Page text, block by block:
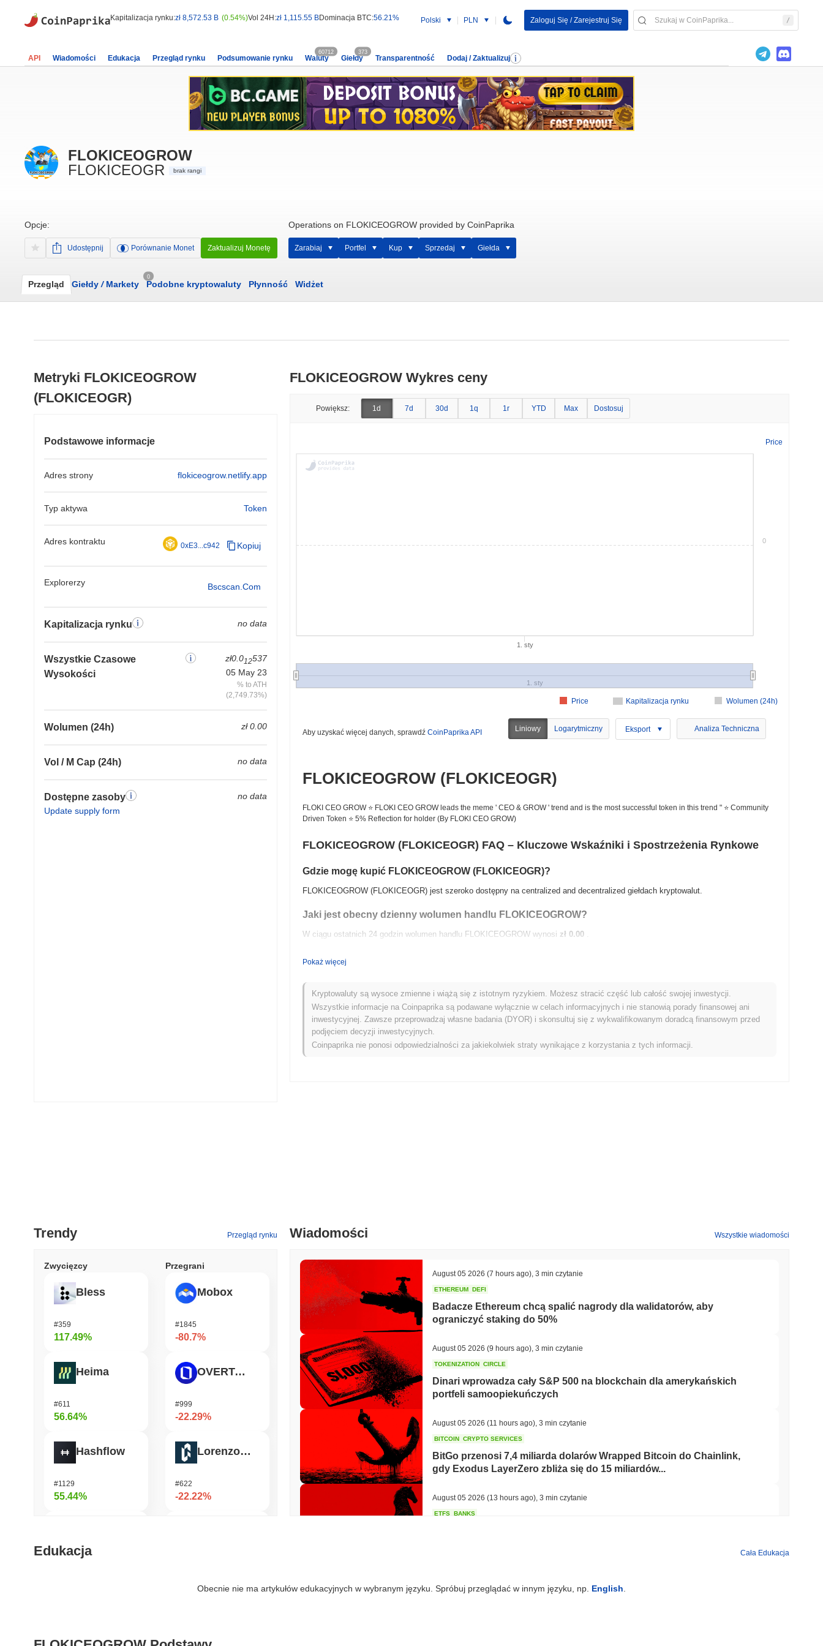
Kapitalizacja rynku:zł 8,572.53 B (0.54%)Vol 24H:zł 1,115.55 BDominacja BTC:56.21% Polski PLN Zaloguj Się / Zarejestruj Się
API Wiadomości Edukacja Przegląd rynku Podsumowanie rynku Waluty
60712
Giełdy
373
Transparentność Dodaj / Zaktualizuj
FLOKICEOGROW
FLOKICEOGR
brak rangi
Opcje:
Udostępnij Porównanie Monet Zaktualizuj Monetę
Operations on FLOKICEOGROW provided by CoinPaprika
Zarabiaj Portfel Kup Sprzedaj Giełda
Przegląd Giełdy /Markety
0
Podobne kryptowaluty Płynność Widżet
Metryki FLOKICEOGROW
(FLOKICEOGR)
Podstawowe informacje
Adres strony flokiceogrow.netlify.app
Typ aktywa Token
Adres kontraktu 0xE3...c942 Kopiuj
Explorerzy Bscscan.com
Kapitalizacja rynku no data
Wszystkie Czasowe
Wysokości
zł0.012537
05 May 23
% to ATH
(2,749.73%)
Wolumen (24h) zł 0.00
Vol / M Cap (24h) no data
Dostępne zasoby
Update supply form
no data
FLOKICEOGROW Wykres ceny
Powiększ: 1d 7d 30d 1q 1r YTD Max Dostosuj
Price
Kapitalizacja rynku Wolumen (24h)
Price
1. sty
1. sty
0
Aby uzyskać więcej danych, sprawdź CoinPaprika API Liniowy Logarytmiczny Eksport Analiza Techniczna
FLOKICEOGROW (FLOKICEOGR)
FLOKI CEO GROW ⭐️ FLOKI CEO GROW leads the meme ' CEO & GROW ' trend and is the most successful token in this trend " ⭐️ Community
Driven Token ⭐️ 5% Reflection for holder (By FLOKI CEO GROW)
FLOKICEOGROW (FLOKICEOGR) FAQ – Kluczowe Wskaźniki i Spostrzeżenia Rynkowe
Gdzie mogę kupić FLOKICEOGROW (FLOKICEOGR)?
FLOKICEOGROW (FLOKICEOGR) jest szeroko dostępny na centralized and decentralized giełdach kryptowalut.
Jaki jest obecny dzienny wolumen handlu FLOKICEOGROW?
W ciągu ostatnich 24 godzin wolumen handlu FLOKICEOGROW wynosi zł 0.00 .
Jaka jest historia zakresu cen FLOKICEOGROW?
Najniższy Poziom Historyczny (ATL):zł 0.00
FLOKICEOGROW jest obecnie notowany~96.49%poniżej swojego ATH .
Jak FLOKICEOGROW radzi sobie w porównaniu z szerszym rynkiem kryptowalut?
W ciągu ostatnich 7 dni FLOKICEOGROW zyskał
Pokaż więcej
Kryptowaluty są wysoce zmienne i wiążą się z istotnym ryzykiem. Możesz stracić część lub całość swojej inwestycji.
Wszystkie informacje na Coinpaprika są podawane wyłącznie w celach informacyjnych i nie stanowią porady finansowej ani
inwestycyjnej. Zawsze przeprowadzaj własne badania (DYOR) i skonsultuj się z wykwalifikowanym doradcą finansowym przed
podjęciem decyzji inwestycyjnych.
Coinpaprika nie ponosi odpowiedzialności za jakiekolwiek straty wynikające z korzystania z tych informacji.
Trendy Przegląd rynku
Zwycięzcy
Bless
#359
117.49%
Heima
#611
56.64%
Hashflow
#1129
55.44%
#460
Przegrani
Mobox
#1845
-80.7%
OVERTAKE
#999
-22.29%
Lorenzo Protocol
#622
-22.22%
#374
Wiadomości Wszystkie wiadomości
August 05 2026 (7 hours ago) 3 min czytanie
ETHEREUM DEFI
Badacze Ethereum chcą spalić nagrody dla walidatorów, aby
ograniczyć staking do 50%
August 05 2026 (9 hours ago) 3 min czytanie
TOKENIZATION CIRCLE
Dinari wprowadza cały S&P 500 na blockchain dla amerykańskich
portfeli samoopiekuńczych
August 05 2026 (11 hours ago) 3 min czytanie
BITCOIN CRYPTO SERVICES
BitGo przenosi 7,4 miliarda dolarów Wrapped Bitcoin do Chainlink,
gdy Exodus LayerZero zbliża się do 15 miliardów...
August 05 2026 (13 hours ago) 3 min czytanie
ETFS BANKS
ECONOMIC DATA WEB3
Edukacja Cała Edukacja
Obecnie nie ma artykułów edukacyjnych w wybranym języku. Spróbuj przeglądać w innym języku, np. English